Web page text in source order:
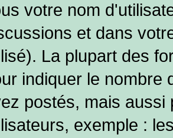
votre nom
et dans
La plupart des
indiquer le nombre
postés, mais aussi
exemple :